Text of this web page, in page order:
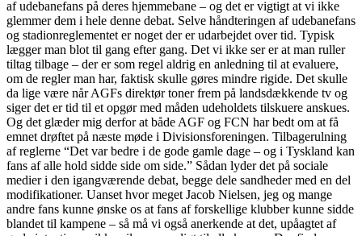
af udebanefans på deres hjemmebane – og det er vigtigt at vi ikke
glemmer dem i hele denne debat. Selve håndteringen af udebanefans
og stadionreglementet er noget der er udarbejdet over tid. Typisk
lægger man blot til gang efter gang. Det vi ikke ser er at man ruller
tiltag tilbage – der er som regel aldrig en anledning til at evaluere,
om de regler man har, faktisk skulle gøres mindre rigide. Det skulle
da lige være når AGFs direktør toner frem på landsdækkende tv og
siger det er tid til et opgør med måden udeholdets tilskuere anskues.
Og det glæder mig derfor at både AGF og FCN har bedt om at få
emnet drøftet på næste møde i Divisionsforeningen. Tilbagerulning
af reglerne “Det var bedre i de gode gamle dage – og i Tyskland kan
fans af alle hold sidde side om side.” Sådan lyder det på sociale
medier i den igangværende debat, begge dele sandheder med en del
modifikationer. Uanset hvor meget Jacob Nielsen, jeg og mange
andre fans kunne ønske os at fans af forskellige klubber kunne sidde
blandet til kampene – så må vi også anerkende at det, upåagtet af